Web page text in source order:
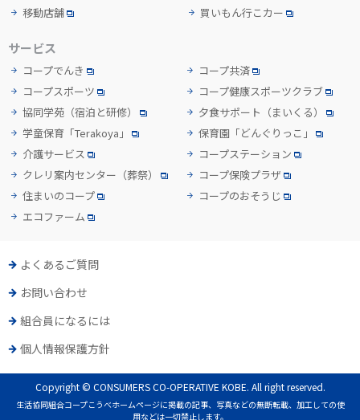
移動店舗
買いもん行こカー
サービス
コープでんき
コープ共済
コープスポーツ
コープ健康スポーツクラブ
協同学苑 （宿泊と研修） 夕食サポート （まいくる）
学童保育「Terakoya」
保育園「どんぐりっこ」
介護サービス
コープステーション
クレリ案内センター （葬祭）
コープ保険プラザ
住まいのコープ
コープのおそうじ
エコファーム
よくあるご質問
お問い合わせ
組合員になるには
個人情報保護方針
Copyright © CONSUMERS CO-OPERATIVE KOBE. All right reserved.
生活協同組合コープこうべホームページに掲載の記事、写真などの無断転載、加工しての使
用などは一切禁止します。